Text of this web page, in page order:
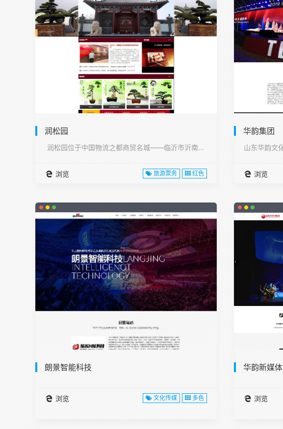
润松园
润松园位于中国物流之都商贸名城——临沂市沂南县,···
浏览 旅游票务 红色
华韵集团
浏览
朗景智能科技
浏览 文化传媒 多色
华韵新媒体
浏览